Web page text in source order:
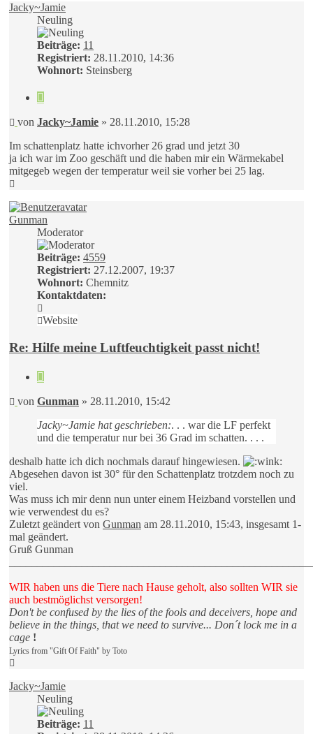
Jacky~Jamie
Neuling
Beiträge: 11
Registriert: 28.11.2010, 14:36
Wohnort: Steinsberg
Zitieren
Beitrag
von Jacky~Jamie » 28.11.2010, 15:28
Im schattenplatz hatte ichvorher 26 grad und jetzt 30
ja ich war im Zoo geschäft und die haben mir ein Wärmekabel
mitgegeb wegen der temperatur weil sie vorher bei 25 lag.
Gunman
Moderator
Beiträge: 4559
Registriert: 27.12.2007, 19:37
Wohnort: Chemnitz
Kontaktdaten:
von
Website
Re: Hilfe meine Luftfeuchtigkeit passt nicht!
Zitieren
Beitrag
von Gunman » 28.11.2010, 15:42
Jacky~Jamie hat geschrieben:. . . war die LF perfekt
und die temperatur nur bei 36 Grad im schatten. . . .
deshalb hatte ich dich nochmals darauf hingewiesen.
Abgesehen davon ist 30° für den Schattenplatz trotzdem noch zu
viel.
Was muss ich mir denn nun unter einem Heizband vorstellen und
wie verwendest du es?
Zuletzt geändert von Gunman am 28.11.2010, 15:43, insgesamt 1-
mal geändert.
Gruß Gunman
WIR haben uns die Tiere nach Hause geholt, also sollten WIR sie
auch bestmöglichst versorgen!
Don't be confused by the lies of the fools and deceivers, hope and
believe in the things, that we need to survive... Don´t lock me in a
cage !
Lyrics from "Gift Of Faith" by Toto
Jacky~Jamie
Neuling
Beiträge: 11